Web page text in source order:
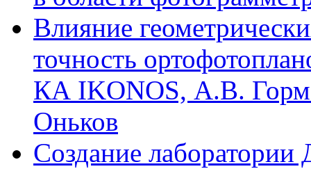
Влияние
точность
КА IKONOS, А.В.
Оньков
Создание